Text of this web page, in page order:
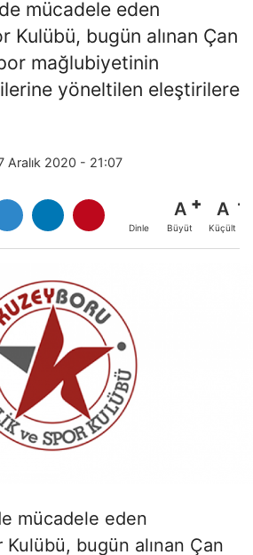
mücadele eden
Kulübü, bugün alınan Çan
mağlubiyetinin
yöneltilen eleştirilere
Aralık 2020 - 21:07
Dinle
A
Büyüt
A
Küçült
mücadele eden
bugün alınan Çan